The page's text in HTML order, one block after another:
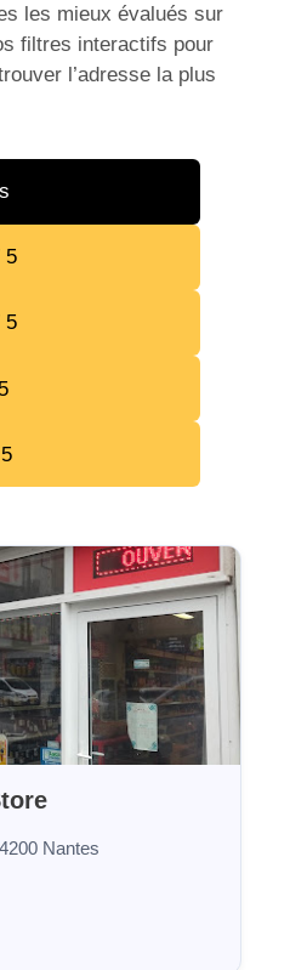
les mieux évalués sur
filtres interactifs pour
l’adresse la plus
5
5
Nantes